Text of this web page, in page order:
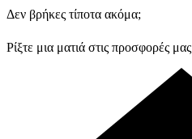
Δεν βρήκες τίποτα ακόμα;
Ρίξτε μια ματιά στις προσφορές μας